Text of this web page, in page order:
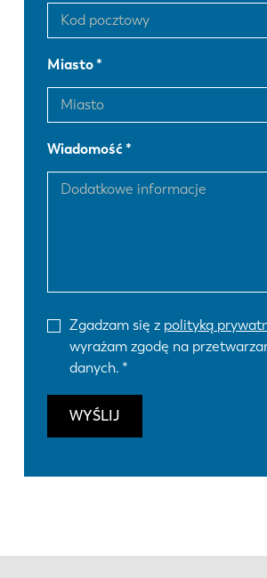
Miasto
Wiadomość
Zgadzam się z polityką
wyrażam zgodę na
danych.
WYŚLIJ